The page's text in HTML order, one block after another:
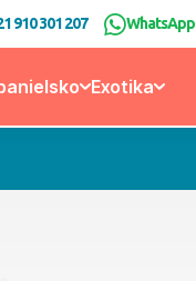
910 301 207 WhatsApp
Exotika